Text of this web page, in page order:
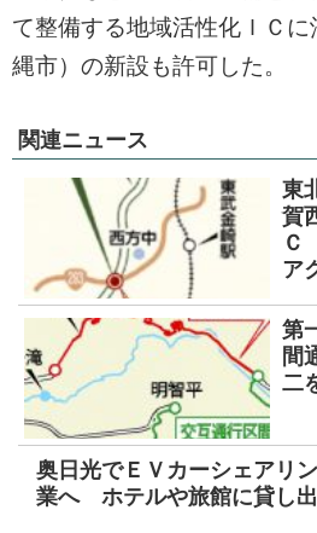
て整備する地域活性化ＩＣ
縄市）の新設も許可した。
関連ニュース
東
賀
Ｃ
ア
第
間
二
奥日光でＥＶカーシェアリ
業へ ホテルや旅館に貸し